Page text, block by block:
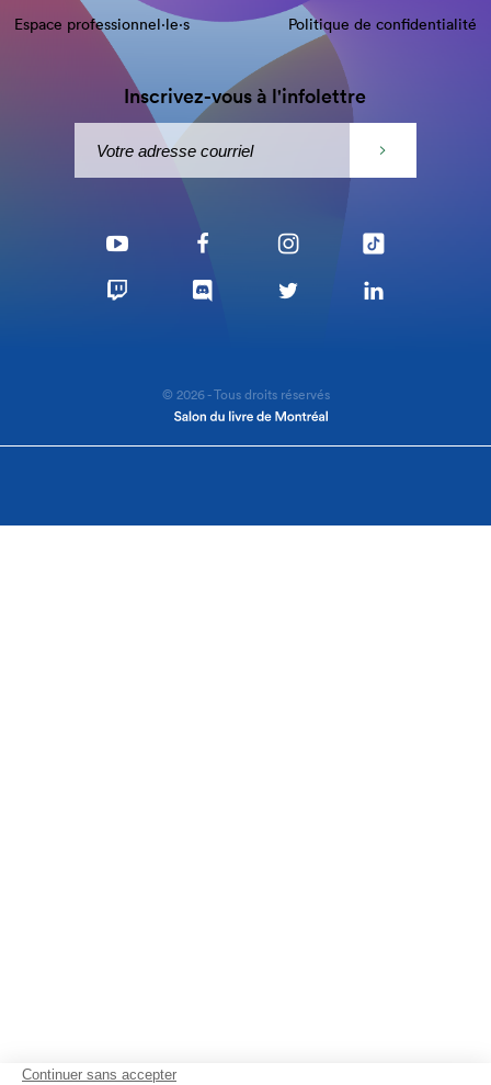
Espace professionnel·le⋅s
Politique de confidentialité
Inscrivez-vous à l'infolettre
© 2026 - Tous droits réservés